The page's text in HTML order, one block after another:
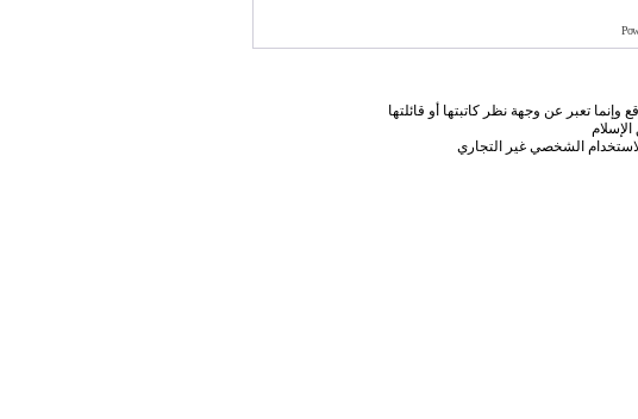
تعبر عن وجهة نظر كاتبتها أو قائلتها
الشخصي غير التجاري